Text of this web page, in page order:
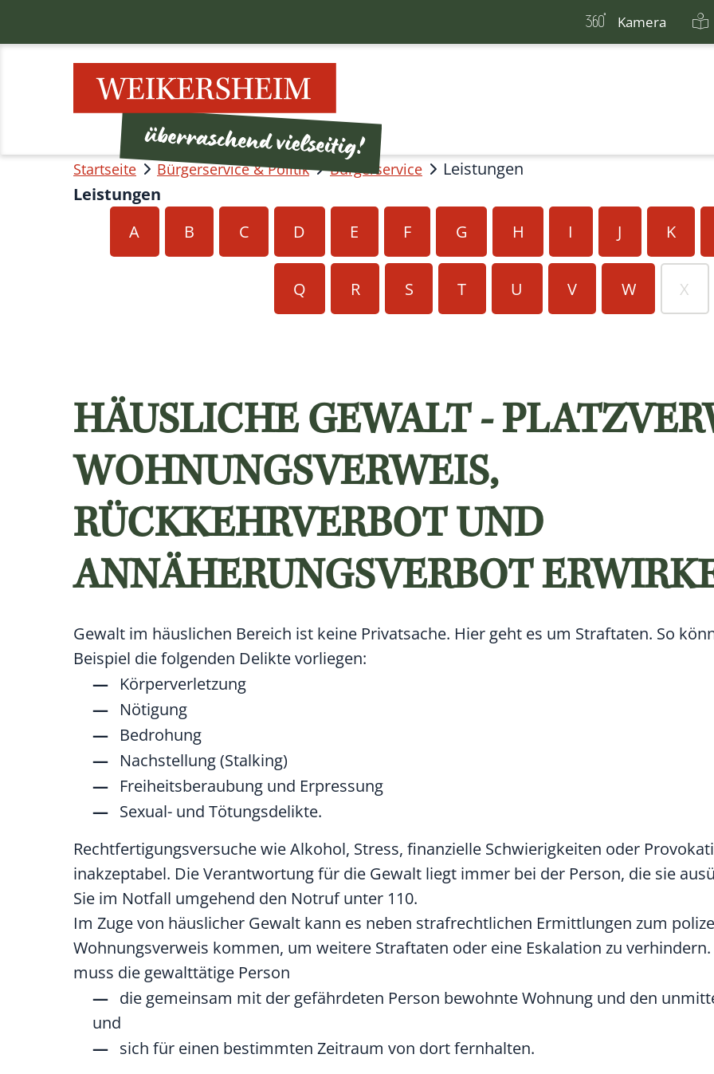
Kamera
Startseite Bürgerservice & Politik Bürgerservice
Leistungen
Leistungen
A
B C D E F G H I J K
Q R S T U V W X
HÄUSLICHE GEWALT -
WOHNUNGSVERWEIS,
RÜCKKEHRVERBOT UND
ANNÄHERUNGSVERBOT
Gewalt im häuslichen Bereich ist keine Privatsache. Hier geht es um Straftaten. So
Beispiel die folgenden Delikte vorliegen:
Körperverletzung
Nötigung
Bedrohung
Nachstellung (Stalking)
Freiheitsberaubung und Erpressung
Sexual- und Tötungsdelikte.
Rechtfertigungsversuche wie Alkohol, Stress, finanzielle Schwierigkeiten oder
inakzeptabel. Die Verantwortung für die Gewalt liegt immer bei der Person, die sie
Sie im Notfall umgehend den Notruf unter 110.
Im Zuge von häuslicher Gewalt kann es neben strafrechtlichen Ermittlungen zum
Wohnungsverweis kommen, um weitere Straftaten oder eine Eskalation zu verhindern.
muss die gewalttätige Person
die gemeinsam mit der gefährdeten Person bewohnte Wohnung und den
und
sich für einen bestimmten Zeitraum von dort fernhalten.